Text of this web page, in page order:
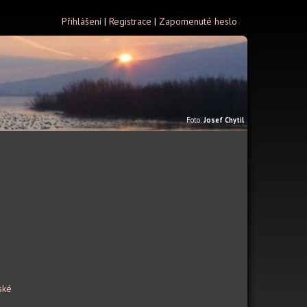
Přihlášení | Registrace | Zapomenuté heslo
Foto: Josef Chytil